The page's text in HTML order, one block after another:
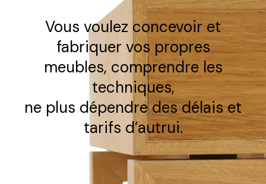
Vous voulez concevoir et
fabriquer vos propres
meubles, comprendre les
techniques,
ne plus dépendre des délais et
tarifs d’autrui.